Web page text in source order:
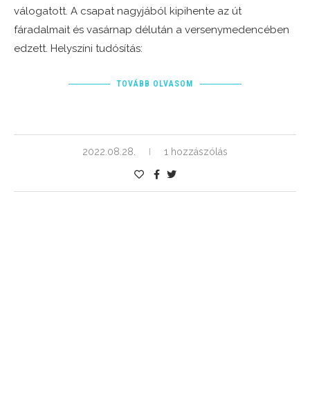
válogatott. A csapat nagyjából kipihente az út
fáradalmait és vasárnap délután a versenymedencében
edzett. Helyszíni tudósítás:
TOVÁBB OLVASOM
2022.08.28. 1 hozzászólás